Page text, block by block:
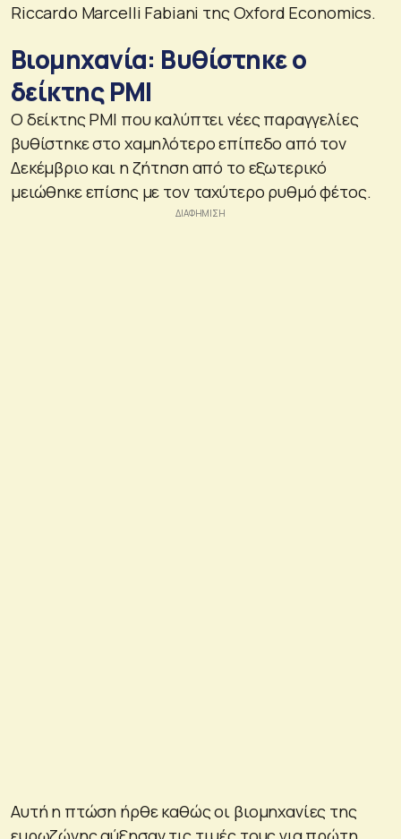
Riccardo Marcelli Fabiani της Oxford Economics.
Βιομηχανία: Βυθίστηκε ο
δείκτης PMI
Ο δείκτης PMI που καλύπτει νέες παραγγελίες
βυθίστηκε στο χαμηλότερο επίπεδο από τον
Δεκέμβριο και η ζήτηση από το εξωτερικό
μειώθηκε επίσης με τον ταχύτερο ρυθμό φέτος.
Αυτή η πτώση ήρθε καθώς οι βιομηχανίες της